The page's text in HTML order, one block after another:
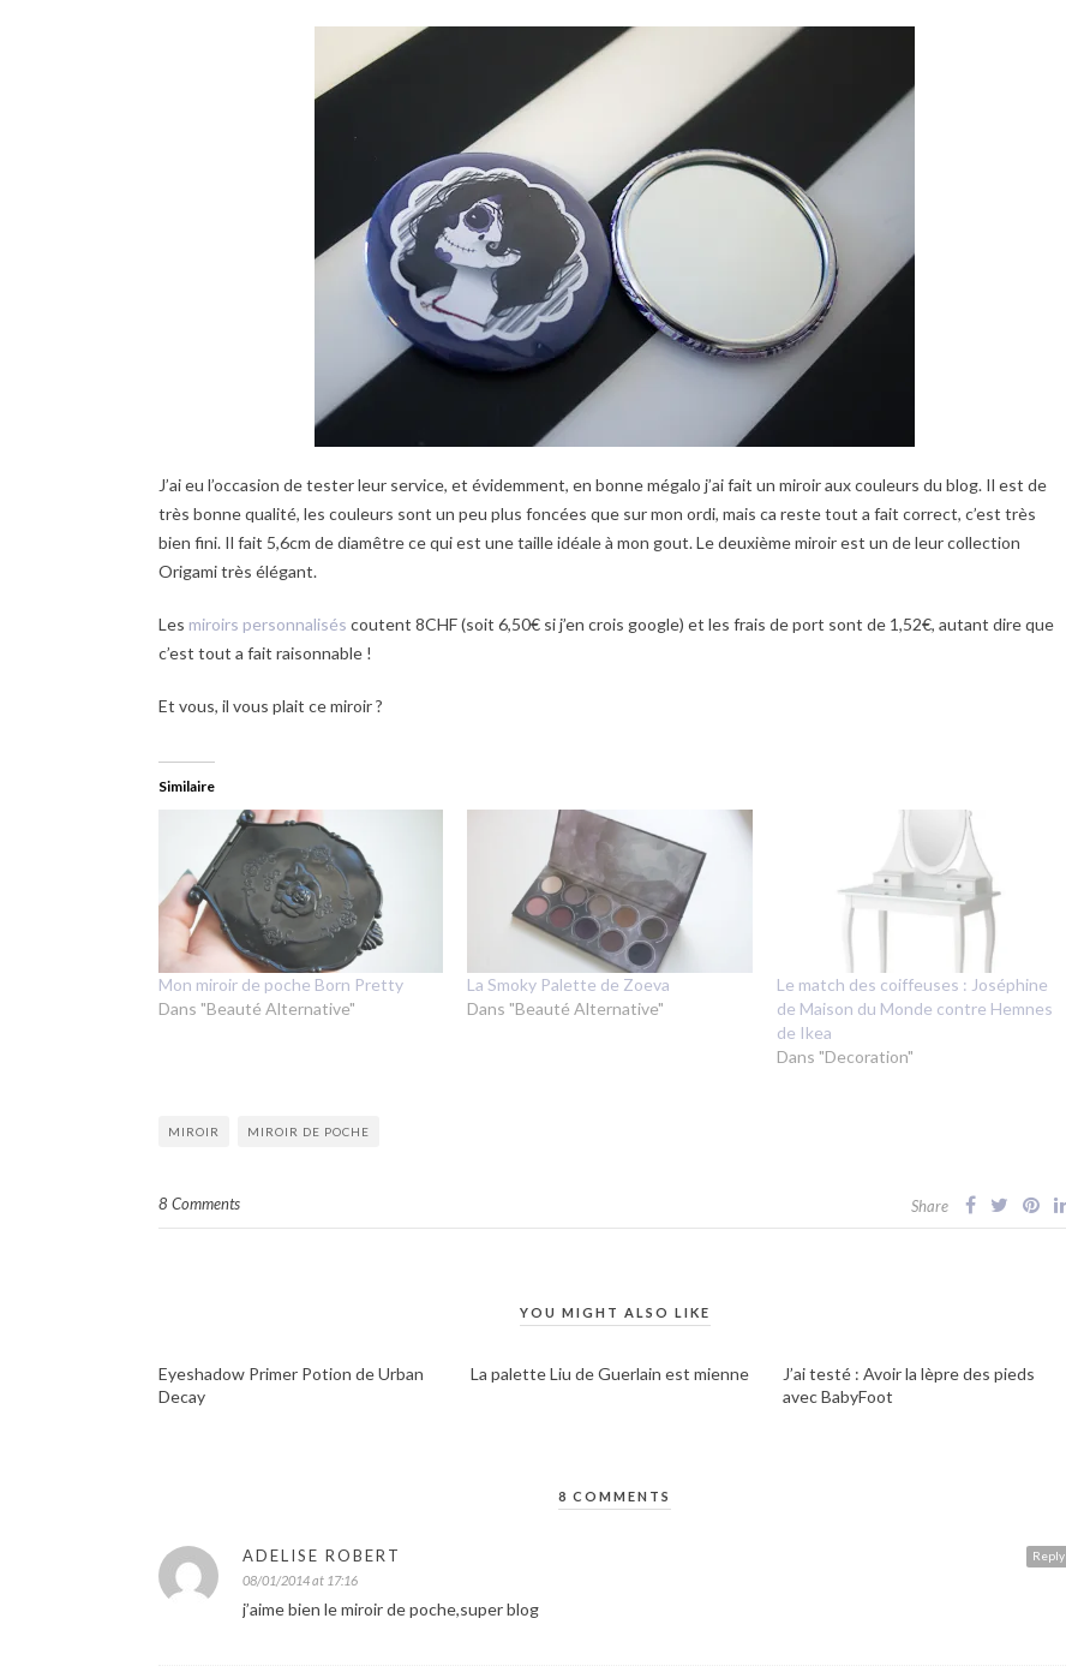
J’ai eu l’occasion de tester leur service, et évidemment, en bonne mégalo j’ai fait un miroir aux couleurs du blog. Il est de
très bonne qualité, les couleurs sont un peu plus foncées que sur mon ordi, mais ca reste tout a fait correct, c’est très
bien fini. Il fait 5,6cm de diamêtre ce qui est une taille idéale à mon gout. Le deuxième miroir est un de leur collection
Origami très élégant.
Les miroirs personnalisés coutent 8CHF (soit 6,50€ si j’en crois google) et les frais de port sont de 1,52€, autant dire que
c’est tout a fait raisonnable !
Et vous, il vous plait ce miroir ?
Similaire
Mon miroir de poche Born Pretty
Dans "Beauté Alternative"
La Smoky Palette de Zoeva
Dans "Beauté Alternative"
Le match des coiffeuses : Joséphine
de Maison du Monde contre Hemnes
de Ikea
Dans "Decoration"
MIROIR MIROIR DE POCHE
8 Comments Share
YOU MIGHT ALSO LIKE
Eyeshadow Primer Potion de Urban
Decay
La palette Liu de Guerlain est mienne
J’ai testé : Avoir la lèpre des pieds
avec BabyFoot
8 COMMENTS
Reply
ADELISE ROBERT
08/01/2014 at 17:16
j’aime bien le miroir de poche,super blog